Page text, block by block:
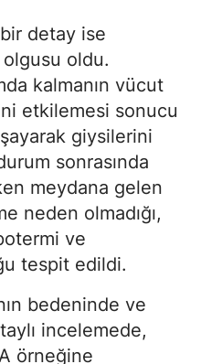
detay ise
oldu.
kalmanın vücut
etkilemesi sonucu
giysilerini
sonrasında
meydana gelen
neden olmadığı,
ve
tespit edildi.
bedeninde ve
incelemede,
örneğine